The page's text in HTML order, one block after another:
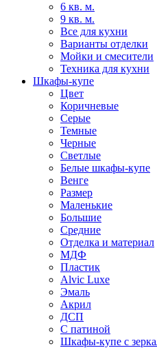
6 кв. м.
9 кв. м.
Все для кухни
Варианты отделки
Мойки и смесители
Техника для кухни
Шкафы-купе
Цвет
Коричневые
Серые
Темные
Черные
Светлые
Белые шкафы-купе
Венге
Размер
Маленькие
Большие
Средние
Отделка и материал
МДФ
Пластик
Alvic Luxe
Эмаль
Акрил
ДСП
С патиной
Шкафы-купе с